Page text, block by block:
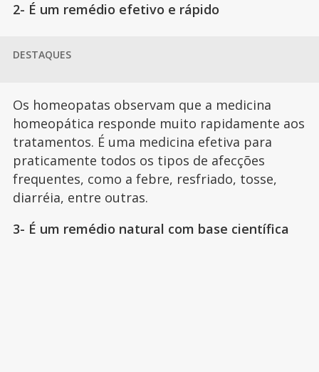
2- É um remédio efetivo e rápido
DESTAQUES
Os homeopatas observam que a medicina
homeopática responde muito rapidamente aos
tratamentos. É uma medicina efetiva para
praticamente todos os tipos de afecções
frequentes, como a febre, resfriado, tosse,
diarréia, entre outras.
3- É um remédio natural com base científica